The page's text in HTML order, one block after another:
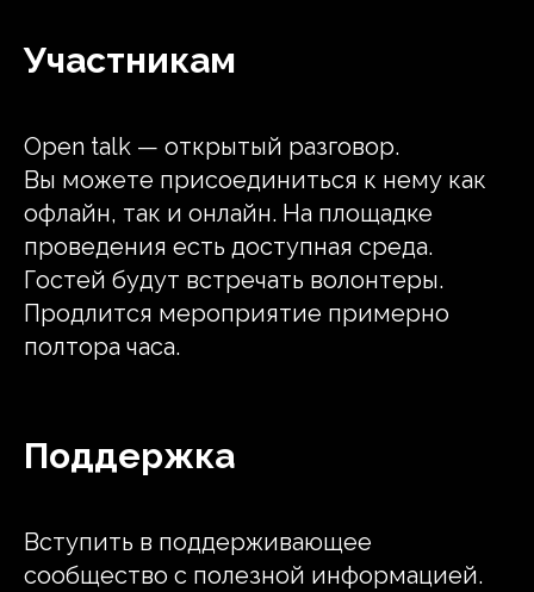
Участникам
Оpen talk — открытый разговор.
Вы можете присоединиться к нему как
офлайн, так и онлайн. На площадке
проведения есть доступная среда.
Гостей будут встречать волонтеры.
Продлится мероприятие примерно
полтора часа.
Поддержка
Вступить в поддерживающее
сообщество с полезной информацией.